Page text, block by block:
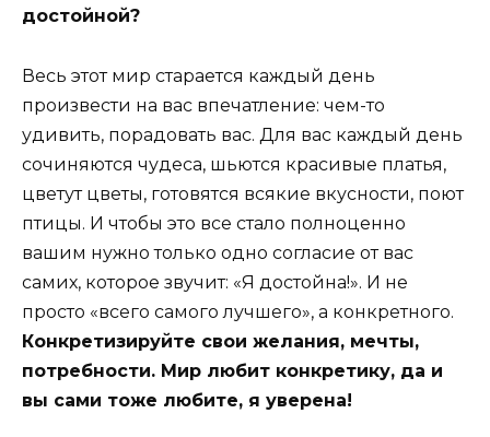
достойной?
Весь этот мир старается каждый день
произвести на вас впечатление: чем-то
удивить, порадовать вас. Для вас каждый день
сочиняются чудеса, шьются красивые платья,
цветут цветы, готовятся всякие вкусности, поют
птицы. И чтобы это все стало полноценно
вашим нужно только одно согласие от вас
самих, которое звучит: «Я достойна!». И не
просто «всего самого лучшего», а конкретного.
Конкретизируйте свои желания, мечты,
потребности. Мир любит конкретику, да и
вы сами тоже любите, я уверена!